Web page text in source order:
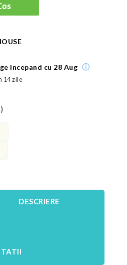
incepand cu 28 Aug ⓘ
14 zile
)
DESCRIERE